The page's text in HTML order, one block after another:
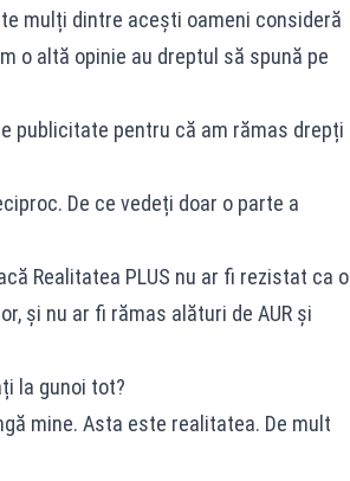
mulți dintre acești oameni consideră
o altă opinie au dreptul să spună pe
publicitate pentru că am rămas drepți
De ce vedeți doar o parte a
Realitatea PLUS nu ar fi rezistat ca o
și nu ar fi rămas alături de AUR și
la gunoi tot?
mine. Asta este realitatea. De mult